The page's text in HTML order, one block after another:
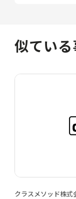
似てい
クラスメソッド株式